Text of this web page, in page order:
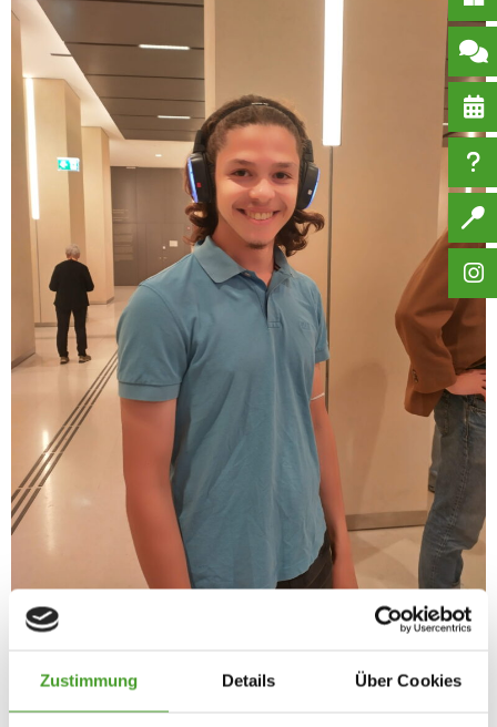
Zustimmung Details Über Cookies